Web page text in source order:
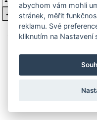
+
abychom vám mohli
stránek, měřit
reklamu. Své
kliknutím na Nastavení